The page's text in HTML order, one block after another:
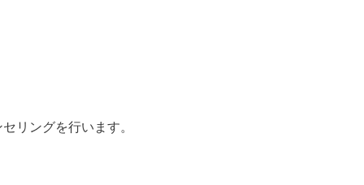
リングを行います。